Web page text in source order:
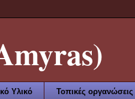
Υλικό Τοπικές οργανώσεις